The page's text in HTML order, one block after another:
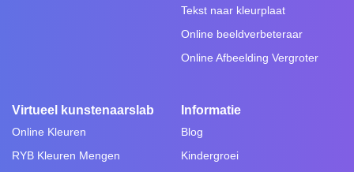
Tekst naar kleurplaat
Online beeldverbeteraar
Online Afbeelding Vergroter
Virtueel kunstenaarslab
Online Kleuren
RYB Kleuren Mengen
Informatie
Blog
Kindergroei